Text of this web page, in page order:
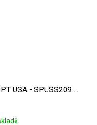
USA - SPUSS209 ...